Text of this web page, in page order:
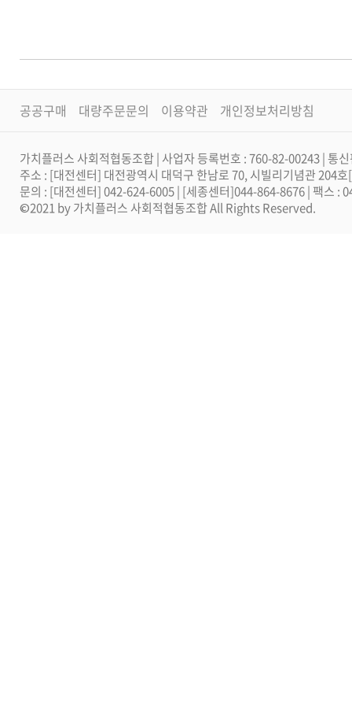
공공구매 대량주문문의 이용약관 개인정보처리방침
가치플러스 사회적협동조합 | 사업자 등록번호 : 760-82-00243 | 통
주소 : [대전센터] 대전광역시 대덕구 한남로 70, 시빌리기념관 204
문의 : [대전센터] 042-624-6005 | [세종센터]044-864-8676 | 팩스 :
©2021 by 가치플러스 사회적협동조합 All Rights Reserved.